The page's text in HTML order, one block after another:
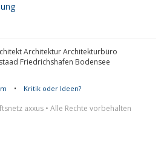
Architektur Architekturbüro
Friedrichshafen Bodensee
• Kritik oder Ideen?
axxus • Alle Rechte vorbehalten